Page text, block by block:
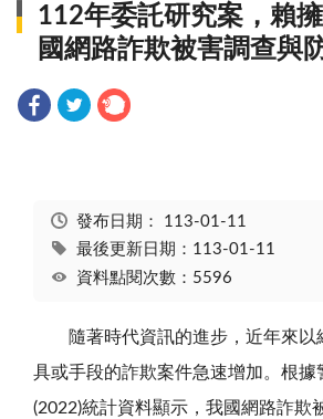
112年委託研究案，賴
國網路詐欺被害調查與
發布日期： 113-01-11
最後更新日期：113-01-11
資料點閱次數：5596
隨著時代資訊的進步，近年來以
具或手段的詐欺案件急速增加。根據
(2022)統計資料顯示，我國網路詐欺